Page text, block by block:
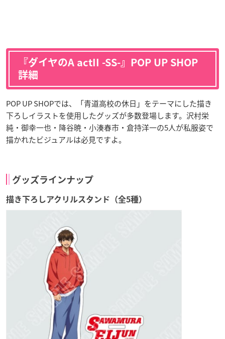
『ダイヤのA actII -SS-』POP UP SHOP
詳細
POP UP SHOPでは、「青道高校の休日」をテーマにした描き
下ろしイラストを使用したグッズが多数登場します。沢村栄
純・御幸一也・降谷暁・小湊春市・倉持洋一の5人が私服姿で
描かれたビジュアルは必見ですよ。
グッズラインナップ
描き下ろしアクリルスタンド（全5種）